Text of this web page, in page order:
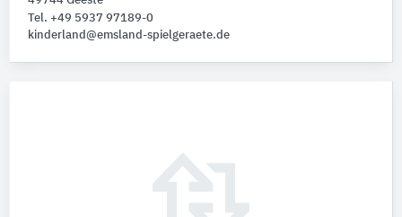
Tel. +49 5937 97189-0
kinderland@emsland-spielgeraete.de